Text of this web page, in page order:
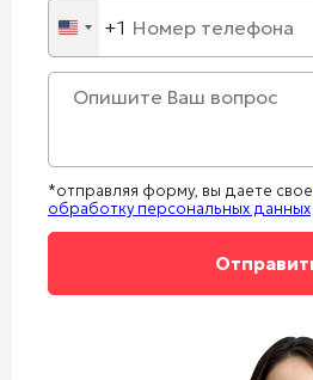
United
States
+1
+1
*отправляя форму, вы даете свое
обработку персональных данных